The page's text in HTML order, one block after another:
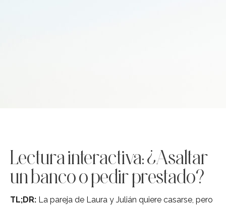
Lectura interactiva: ¿Asaltar
un banco o pedir prestado?
TL;DR: La pareja de Laura y Julián quiere casarse, pero